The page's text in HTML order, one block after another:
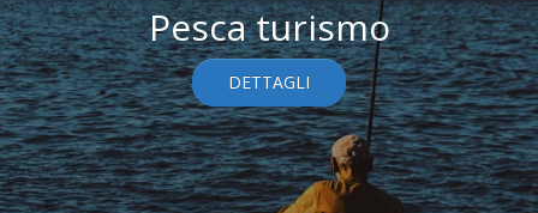
Pesca turismo
DETTAGLI